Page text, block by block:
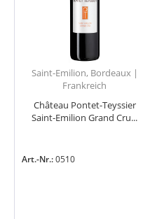
Saint-Emilion, Bordeaux |
Frankreich
Château Pontet-Teyssier
Saint-Emilion Grand Cru...
Art.-Nr.:0510